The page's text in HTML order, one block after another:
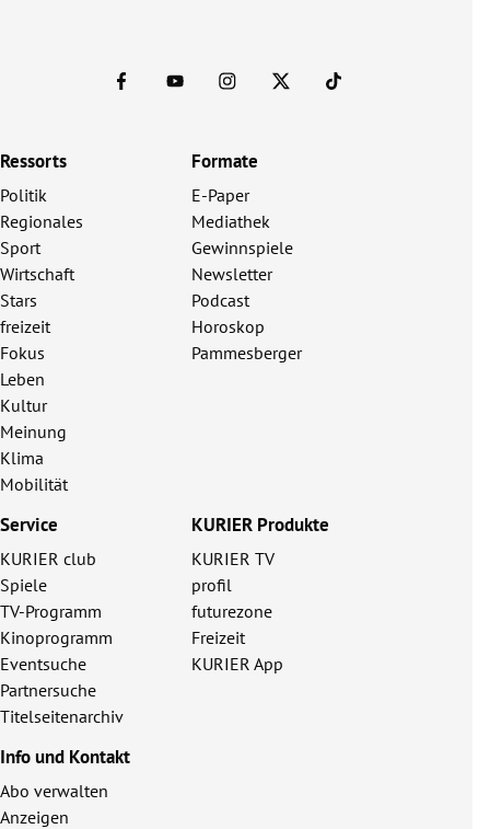
Ressorts
Politik
Regionales
Sport
Wirtschaft
Stars
freizeit
Fokus
Leben
Kultur
Meinung
Klima
Mobilität
Formate
E-Paper
Mediathek
Gewinnspiele
Newsletter
Podcast
Horoskop
Pammesberger
Service
KURIER club
Spiele
TV-Programm
Kinoprogramm
Eventsuche
Partnersuche
Titelseitenarchiv
KURIER Produkte
KURIER TV
profil
futurezone
Freizeit
KURIER App
Info und Kontakt
Abo verwalten
Anzeigen